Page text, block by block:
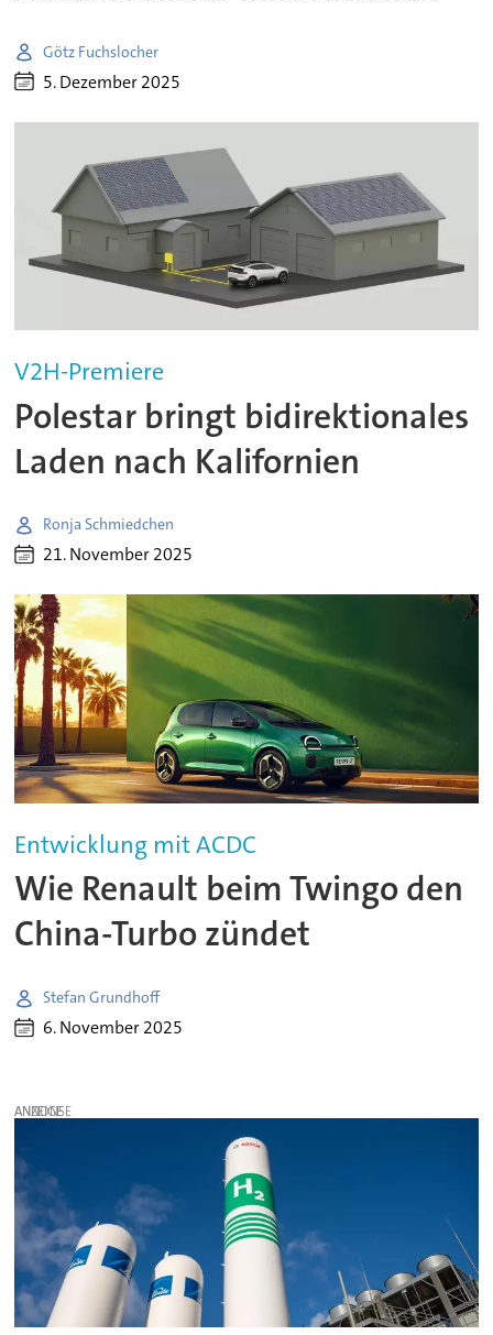
Götz Fuchslocher
5. Dezember 2025
V2H-Premiere
Polestar bringt bidirektionales
Laden nach Kalifornien
Ronja Schmiedchen
21. November 2025
Entwicklung mit ACDC
Wie Renault beim Twingo den
China-Turbo zündet
Stefan Grundhoff
6. November 2025
ANZEIGE